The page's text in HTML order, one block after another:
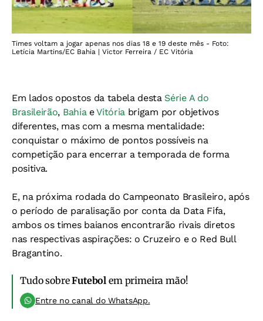
Times voltam a jogar apenas nos dias 18 e 19 deste mês - Foto:
Letícia Martins/EC Bahia | Victor Ferreira / EC Vitória
Em lados opostos da tabela desta Série A do
Brasileirão, BahiaeVitória brigam por objetivos
diferentes, mas com a mesma mentalidade:
conquistar o máximo de pontos possíveis na
competição para encerrar a temporada de forma
positiva.
E, na próxima rodada do Campeonato Brasileiro, após
o período de paralisação por conta da Data Fifa,
ambos os times baianos encontrarão rivais diretos
nas respectivas aspirações: o Cruzeiro e o Red Bull
Bragantino.
Tudo sobreFutebol em primeira mão!
Entre no canal do WhatsApp.